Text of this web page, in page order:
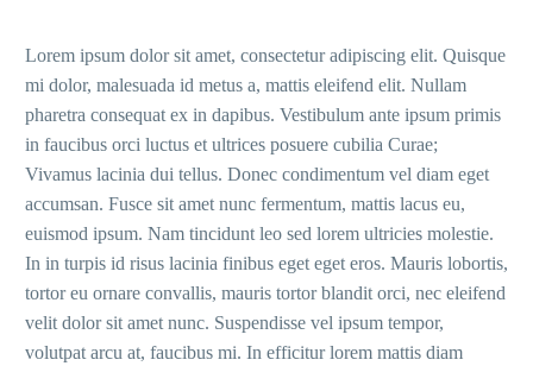
Lorem ipsum dolor sit amet, consectetur adipiscing elit. Quisque
mi dolor, malesuada id metus a, mattis eleifend elit. Nullam
pharetra consequat ex in dapibus. Vestibulum ante ipsum primis
in faucibus orci luctus et ultrices posuere cubilia Curae;
Vivamus lacinia dui tellus. Donec condimentum vel diam eget
accumsan. Fusce sit amet nunc fermentum, mattis lacus eu,
euismod ipsum. Nam tincidunt leo sed lorem ultricies molestie.
In in turpis id risus lacinia finibus eget eget eros. Mauris lobortis,
tortor eu ornare convallis, mauris tortor blandit orci, nec eleifend
velit dolor sit amet nunc. Suspendisse vel ipsum tempor,
volutpat arcu at, faucibus mi. In efficitur lorem mattis diam